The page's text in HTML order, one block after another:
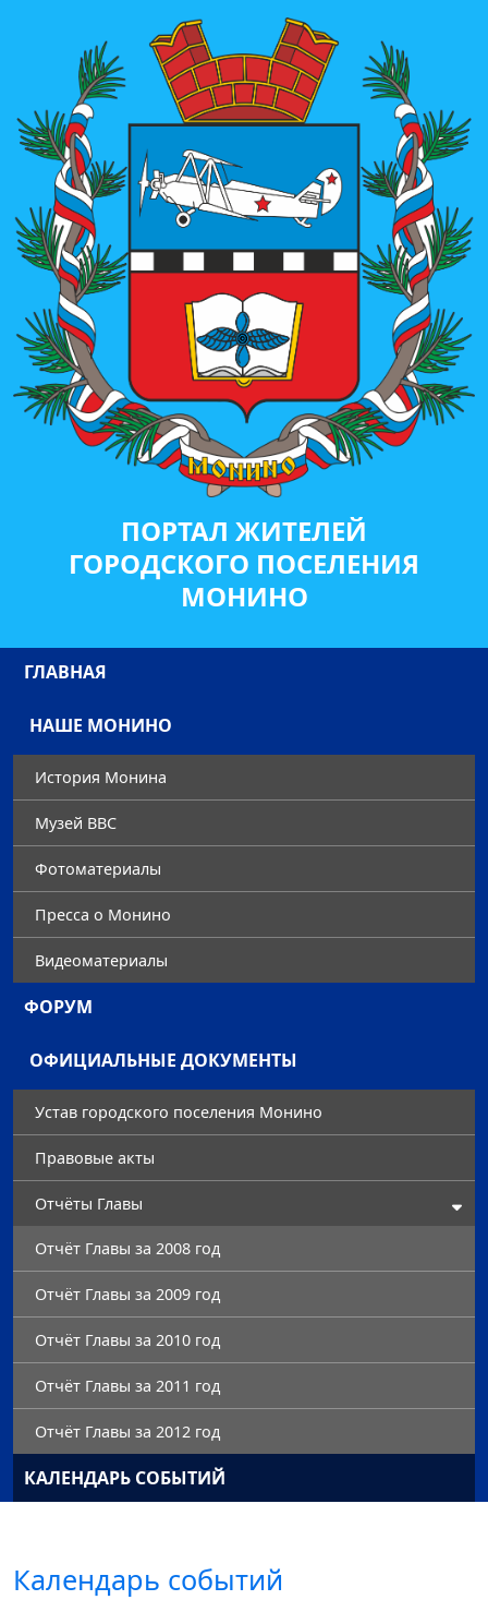
ПОРТАЛ ЖИТЕЛЕЙ
ГОРОДСКОГО ПОСЕЛЕНИЯ
МОНИНО
ГЛАВНАЯ
НАШЕ МОНИНО
История Монина
Музей ВВС
Фотоматериалы
Преccа о Монино
Видеоматериалы
ФОРУМ
ОФИЦИАЛЬНЫЕ ДОКУМЕНТЫ
Устав городского поселения Монино
Правовые акты
Отчёты Главы
Отчёт Главы за 2008 год
Отчёт Главы за 2009 год
Отчёт Главы за 2010 год
Отчёт Главы за 2011 год
Отчёт Главы за 2012 год
КАЛЕНДАРЬ СОБЫТИЙ
Календарь событий